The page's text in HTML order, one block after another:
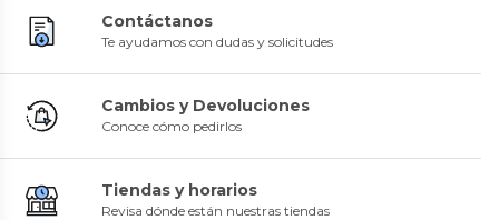
Contáctanos
Te ayudamos con dudas y solicitudes
Cambios y Devoluciones
Conoce cómo pedirlos
Tiendas y horarios
Revisa dónde están nuestras tiendas